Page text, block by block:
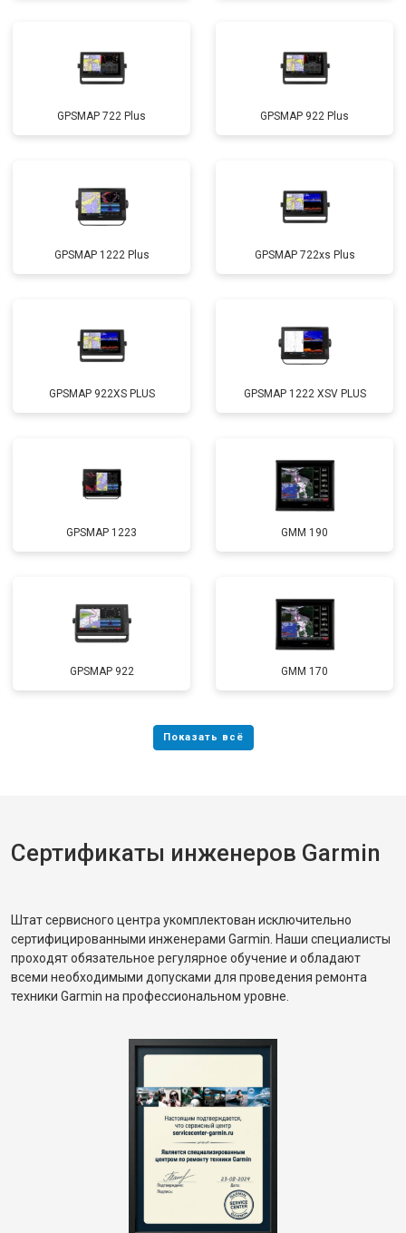
GPSMAP 722 Plus GPSMAP 922 Plus
GPSMAP 1222 Plus GPSMAP 722xs Plus
GPSMAP 922XS PLUS GPSMAP 1222 XSV PLUS
GPSMAP 1223 GMM 190
GPSMAP 922 GMM 170
Сертификаты инженеров Garmin
Штат сервисного центра укомплектован исключительно
сертифицированными инженерами Garmin. Наши специалисты
проходят обязательное регулярное обучение и обладают
всеми необходимыми допусками для проведения ремонта
техники Garmin на профессиональном уровне.